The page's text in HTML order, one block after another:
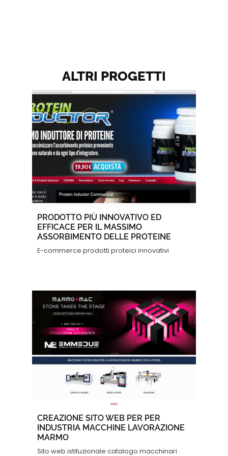
ALTRI PROGETTI
PRODOTTO PIÙ INNOVATIVO ED
EFFICACE PER IL MASSIMO
ASSORBIMENTO DELLE PROTEINE
E-commerce prodotti proteici innovativi
CREAZIONE SITO WEB PER PER
INDUSTRIA MACCHINE LAVORAZIONE
MARMO
Sito web istituzionale catalogo macchinari